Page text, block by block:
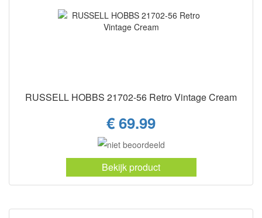
RUSSELL HOBBS 21702-56 Retro Vintage Cream
€ 69.99
Bekijk product